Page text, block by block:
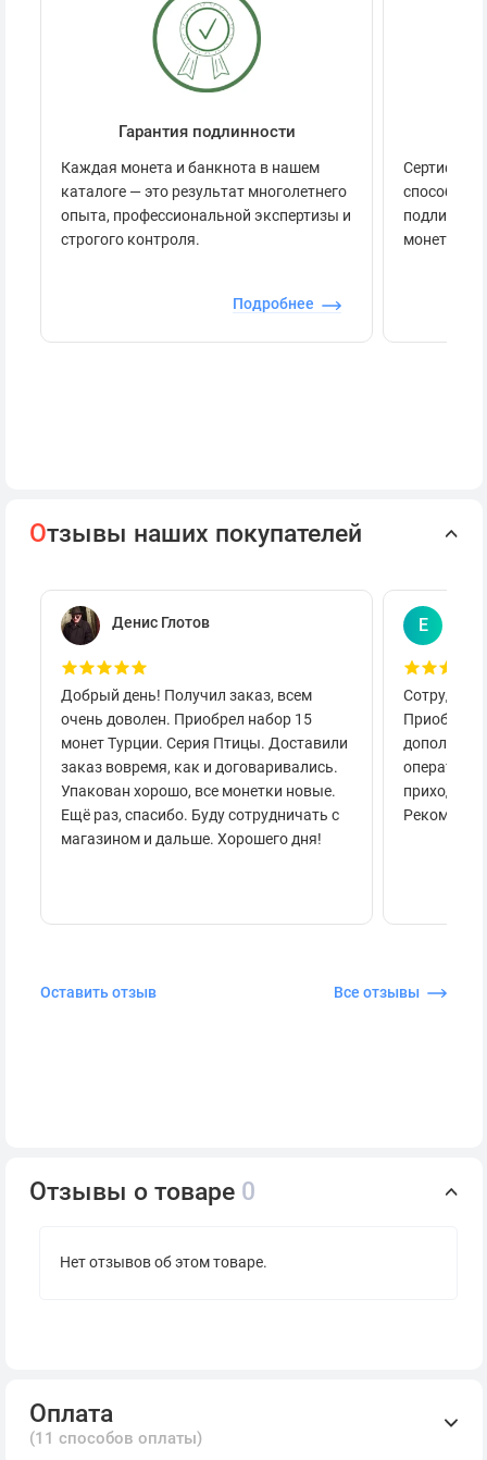
Гарантия подлинности
Каждая монета и банкнота в нашем
каталоге — это результат многолетнего
опыта, профессиональной экспертизы и
строгого контроля.
Подробнее
способов
монеты.
Отзывы наших покупателей
Денис Глотов
Добрый день! Получил заказ, всем
очень доволен. Приобрел набор 15
монет Турции. Серия Птицы. Доставили
заказ вовремя, как и договаривались.
Упакован хорошо, все монетки новые.
Ещё раз, спасибо. Буду сотрудничать с
магазином и дальше. Хорошего дня!
Е
приходило
Оставить отзыв Все отзывы
Отзывы о товаре 0
Нет отзывов об этом товаре.
Оплата
(11 способов оплаты)